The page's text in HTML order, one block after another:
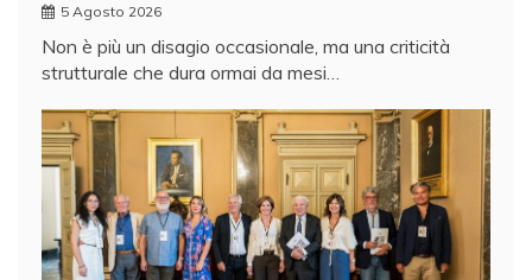
5 Agosto 2026
Non è più un disagio occasionale, ma una criticità
strutturale che dura ormai da mesi…